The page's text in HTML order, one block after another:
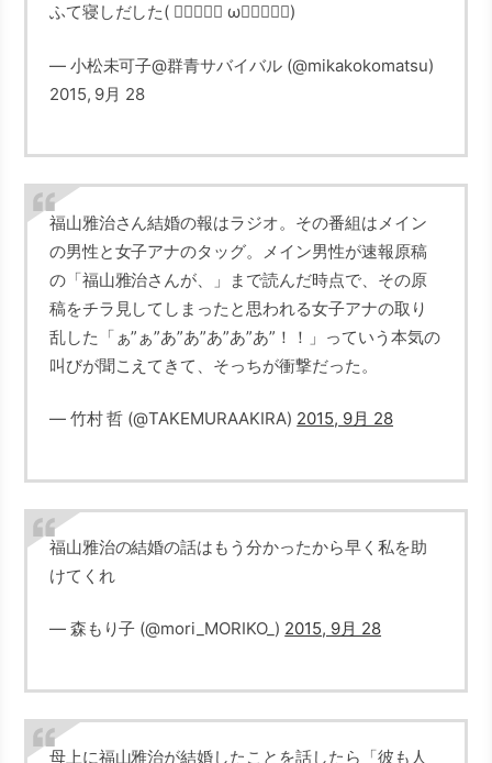
ふて寝しだした( ↂ⃙⃙⃚⃛ ωↂ⃙⃙⃚⃛)
— 小松未可子@群青サバイバル (@mikakokomatsu)
2015, 9月 28
福山雅治さん結婚の報はラジオ。その番組はメイン
の男性と女子アナのタッグ。メイン男性が速報原稿
の「福山雅治さんが、」まで読んだ時点で、その原
稿をチラ見してしまったと思われる女子アナの取り
乱した「ぁ”ぁ”あ”あ”あ”あ”あ”！！」っていう本気の
叫びが聞こえてきて、そっちが衝撃だった。
— 竹村 哲 (@TAKEMURAAKIRA) 2015, 9月 28
福山雅治の結婚の話はもう分かったから早く私を助
けてくれ
— 森もり子 (@mori_MORIKO_) 2015, 9月 28
母上に福山雅治が結婚したことを話したら「彼も人